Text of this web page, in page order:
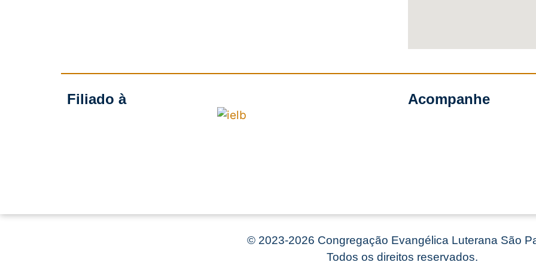
Filiado à Acompanhe
©2023-2026 Congregação Evangélica Luterana São
Todos os direitos reservados.